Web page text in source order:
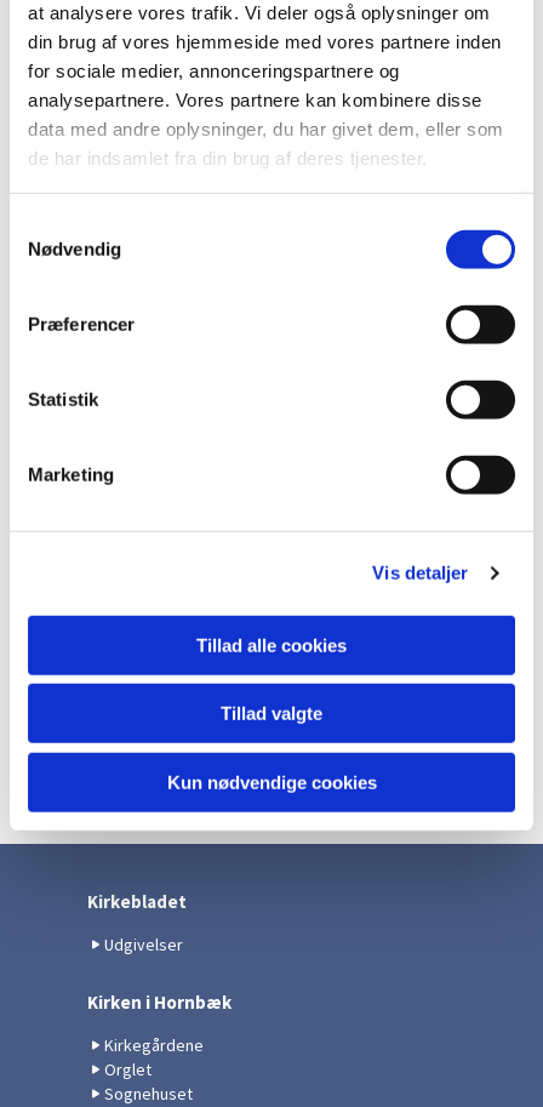
at analysere vores trafik. Vi deler også oplysninger om
din brug af vores hjemmeside med vores partnere inden
for sociale medier, annonceringspartnere og
analysepartnere. Vores partnere kan kombinere disse
data med andre oplysninger, du har givet dem, eller som
de har indsamlet fra din brug af deres tjenester.
Nødvendig
Præferencer
Statistik
Marketing
Vis detaljer
Tillad alle cookies
Tillad valgte
Kun nødvendige cookies
Du vil måske også kunne lide...
Kirkebladet
Udgivelser
Kirken i Hornbæk
Kirkegårdene
Orglet
Sognehuset